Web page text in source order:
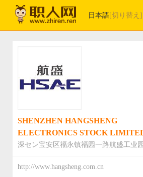
日本語[切り替え]
SHENZHEN HANGSHENG
ELECTRONICS STOCK
深セン宝安区福永镇福园一路航盛工业园
http://www.hangsheng.com.cn